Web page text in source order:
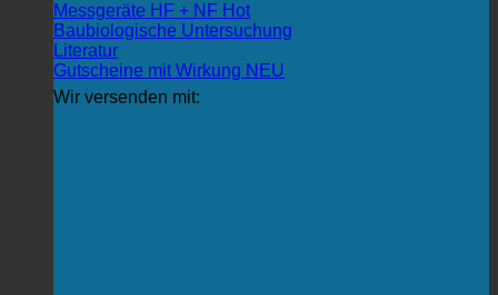
Messgeräte HF + NF
Baubiologische Untersuchung
Literatur
Gutscheine mit Wirkung
Wir versenden mit: